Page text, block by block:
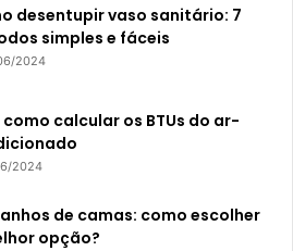
desentupir vaso sanitário: 7
simples e fáceis
2024
como calcular os BTUs do ar-
2024
de camas: como escolher
opção?